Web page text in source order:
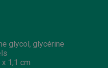
glycol, glycérine
1,1 cm